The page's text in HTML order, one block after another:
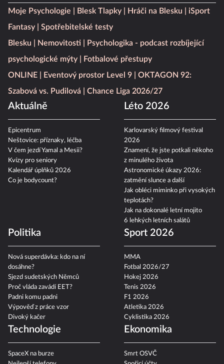
Moje Psychologie Blesk Tlapky Hráči na Blesku
iSport
Fantasy
Spotřebitelské testy
Blesku
Nemovitosti
Psychologika - podcast rozbíjející
psychologické mýty
Fotbalové přestupy
ONLINE
Eventový prostor Level 9
OKTAGON 92:
Szabová vs. Pudilová
Chance Liga 2026/27
Aktuálně
Epicentrum
Neštovice: příznaky, léčba
V čem jezdí Yamal a Mesii?
Kvízy pro seniory
Kalendář úplňků 2026
Co je bodycount?
Léto 2026
Karlovarský filmový festival
2026
Znamení, že jste potkali někoho
z minulého života
Astronomické úkazy 2026:
zatmění slunce a další
Jak obléci miminko při vysokých
teplotách?
Jak na dokonalé letní mojito
6 lehkých letních salátů
Politika
Nová superdávka: kdo na ní
dosáhne?
Sjezd sudetských Němců
Proč vláda zavádí EET?
Padni komu padni
Výpověď z práce vzor
Divoký kačer
Sport 2026
MMA
Fotbal 2026/27
Hokej 2026
Tenis 2026
F1 2026
Atletika 2026
Cyklistika 2026
Technologie
SpaceX na burze
Ekonomika
Smrt OSVČ